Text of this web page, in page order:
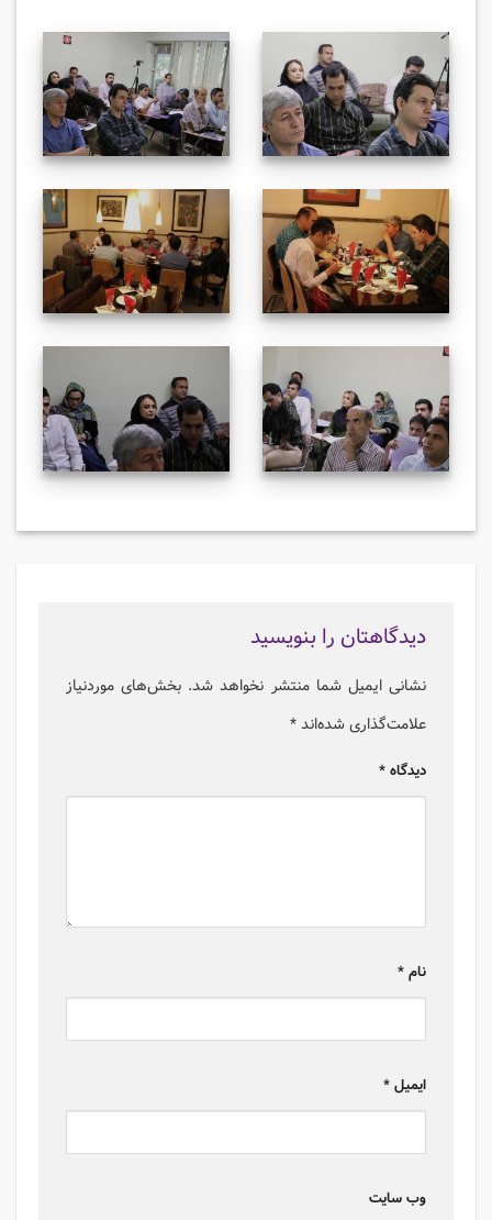
دیدگاهتان را بنویسید
نشانی ایمیل شما منتشر نخواهد شد. بخش‌های موردنیاز
علامت‌گذاری شده‌اند*
دیدگاه *
نام *
ایمیل *
وب‌ سایت